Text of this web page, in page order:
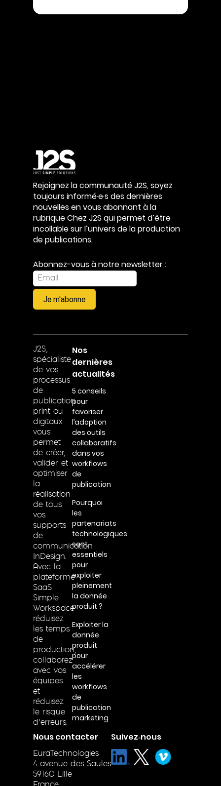
Rejoignez la communauté J2S, soyez
toujours informé·e·s des dernières
nouvelles en vous abonnant à la
rubrique Chez J2S qui permet d’être
incollable sur l’univers de la production
de publications.
Abonnez-vous à notre newsletter :
Je m'abonne
J2S,
spécialiste
de vos
processus
de
publication
print ou
digitaux
vous
permet
de créer,
valider et
optimiser
la
réalisation
de tous
vos
supports
de
communication
InDesign.
Avec la
plateforme
SaaS
Simple
Workspace
réduisez
les temps
de
production,
collaborez
avec vos
équipes
et
réduisez
le risque
d’erreurs.
Nos
dernières
actualités
5 conseils
pour
favoriser
l’adoption
des outils
collaboratifs
dans vos
workflows
de
publication
Pourquoi
les
partenariats
technologiques
sont
essentiels
pour
exploiter
pleinement
la donnée
produit ?
Exploiter la
donnée
produit
pour
accélérer
les
workflows
de
publication
marketing
Nous contacter
EuraTechnologies
4 avenue des Saules
59160 Lille
Suivez‑nous